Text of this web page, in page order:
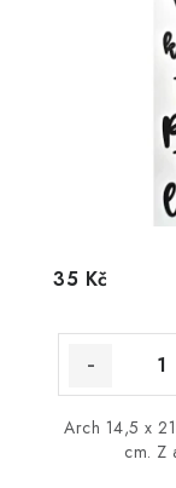
35 Kč
Arch 14,5 x
cm. Z